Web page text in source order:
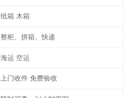
纸箱 木箱
整柜、拼箱、快递
海运 空运
上门收件 免费验收